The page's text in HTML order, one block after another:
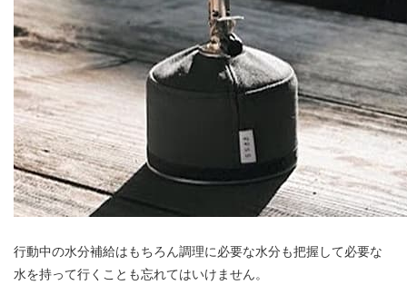
行動中の水分補給はもちろん調理に必要な水分も把握して必要な
水を持って行くことも忘れてはいけません。